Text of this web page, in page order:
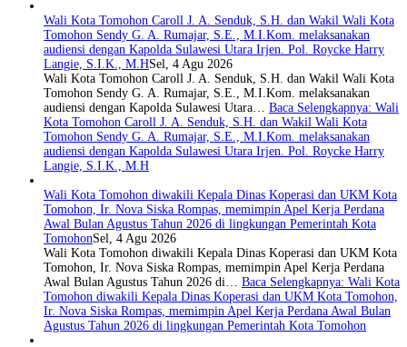
Wali Kota Tomohon Caroll J. A. Senduk, S.H. dan Wakil Wali Kota
Tomohon Sendy G. A. Rumajar, S.E., M.I.Kom. melaksanakan
audiensi dengan Kapolda Sulawesi Utara Irjen. Pol. Roycke Harry
Langie, S.I.K., M.HSel, 4 Agu 2026
Wali Kota Tomohon Caroll J. A. Senduk, S.H. dan Wakil Wali Kota
Tomohon Sendy G. A. Rumajar, S.E., M.I.Kom. melaksanakan
audiensi dengan Kapolda Sulawesi Utara… Baca Selengkapnya: Wali
Kota Tomohon Caroll J. A. Senduk, S.H. dan Wakil Wali Kota
Tomohon Sendy G. A. Rumajar, S.E., M.I.Kom. melaksanakan
audiensi dengan Kapolda Sulawesi Utara Irjen. Pol. Roycke Harry
Langie, S.I.K., M.H
Wali Kota Tomohon diwakili Kepala Dinas Koperasi dan UKM Kota
Tomohon, Ir. Nova Siska Rompas, memimpin Apel Kerja Perdana
Awal Bulan Agustus Tahun 2026 di lingkungan Pemerintah Kota
TomohonSel, 4 Agu 2026
Wali Kota Tomohon diwakili Kepala Dinas Koperasi dan UKM Kota
Tomohon, Ir. Nova Siska Rompas, memimpin Apel Kerja Perdana
Awal Bulan Agustus Tahun 2026 di… Baca Selengkapnya: Wali Kota
Tomohon diwakili Kepala Dinas Koperasi dan UKM Kota Tomohon,
Ir. Nova Siska Rompas, memimpin Apel Kerja Perdana Awal Bulan
Agustus Tahun 2026 di lingkungan Pemerintah Kota Tomohon